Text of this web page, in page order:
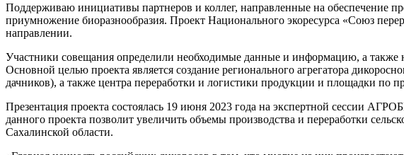
Поддерживаю инициативы партнеров и коллег, направленные на обеспечение
приумножение биоразнообразия. Проект Национального экоресурса «Союз
направлении.
Участники совещания определили необходимые данные и информацию, а также
Основной целью проекта является создание регионального агрегатора
дачников), а также центра переработки и логистики продукции и площадки
Презентация проекта состоялась 19 июня 2023 года на экспертной сессии
данного проекта позволит увеличить объемы производства и переработки
Сахалинской области.